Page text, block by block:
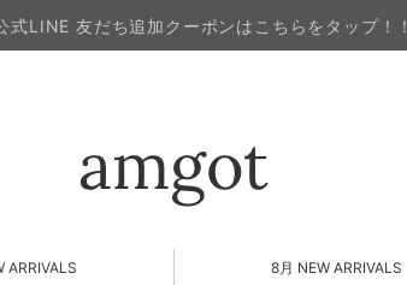
式LINE 友だち追加クーポンはこちらをタップ！！
ARRIVALS 8月 NEW ARRIVALS